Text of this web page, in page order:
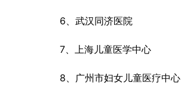
6、武汉同济医院
7、上海儿童医学中心
8、广州市妇女儿童医疗中心